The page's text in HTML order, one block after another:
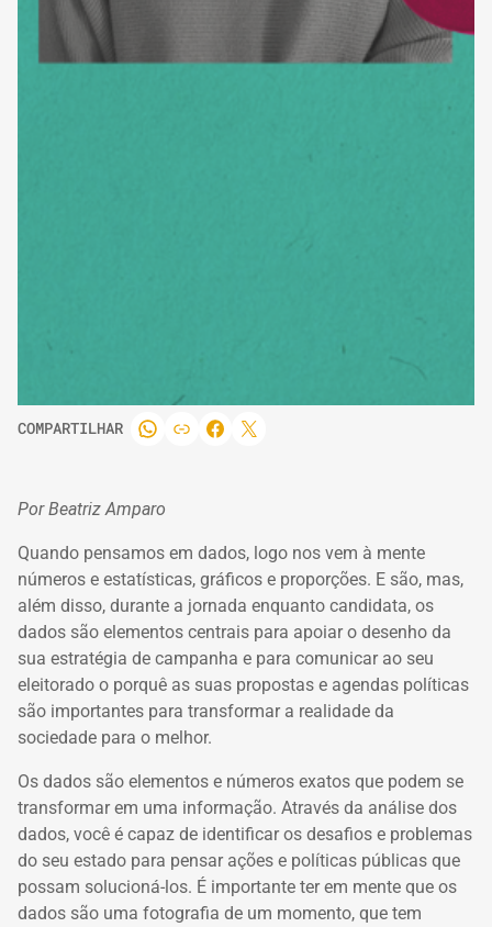
COMPARTILHAR
Por Beatriz Amparo
Quando pensamos em dados, logo nos vem à mente
números e estatísticas, gráficos e proporções. E são, mas,
além disso, durante a jornada enquanto candidata, os
dados são elementos centrais para apoiar o desenho da
sua estratégia de campanha e para comunicar ao seu
eleitorado o porquê as suas propostas e agendas políticas
são importantes para transformar a realidade da
sociedade para o melhor.
Os dados são elementos e números exatos que podem se
transformar em uma informação. Através da análise dos
dados, você é capaz de identificar os desafios e problemas
do seu estado para pensar ações e políticas públicas que
possam solucioná-los. É importante ter em mente que os
dados são uma fotografia de um momento, que tem